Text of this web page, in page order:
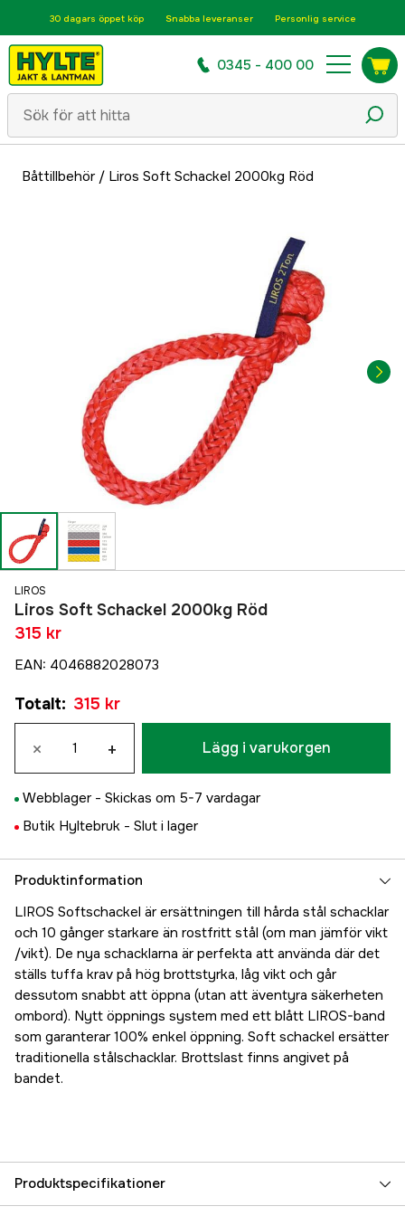
30 dagars öppet köp Snabba leveranser Personlig service
0345 - 400 00
Båttillbehör/ Liros Soft Schackel 2000kg Röd
LIROS
Liros Soft Schackel 2000kg Röd
315 kr
EAN: 4046882028073
Totalt: 315 kr
× + Lägg i varukorgen
Webblager - Skickas om 5-7 vardagar
Butik Hyltebruk - Slut i lager
Produktinformation
LIROS Softschackel är ersättningen till hårda stål schacklar
och 10 gånger starkare än rostfritt stål (om man jämför vikt
/vikt). De nya schacklarna är perfekta att använda där det
ställs tuffa krav på hög brottstyrka, låg vikt och går
dessutom snabbt att öppna (utan att äventyra säkerheten
ombord). Nytt öppnings system med ett blått LIROS-band
som garanterar 100% enkel öppning. Soft schackel ersätter
traditionella stålschacklar. Brottslast finns angivet på
bandet.
Produktspecifikationer